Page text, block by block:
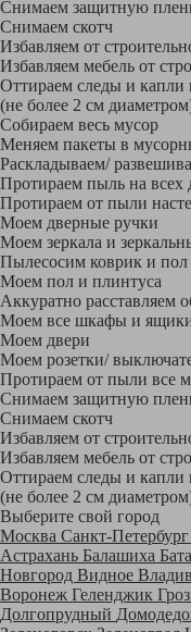
Снимаем защитную
Снимаем скотч
Избавляем от
Избавляем мебель от
Оттираем следы и капли
(не более 2 см
Собираем весь мусор
Меняем пакеты в
Раскладываем/
Протираем пыль на всех
Протираем от пыли
Моем дверные ручки
Моем зеркала и
Пылесосим коврик и пол
Моем пол и плинтуса
Аккуратно расставляем
Моем все шкафы и
Моем двери
Моем розетки/
Протираем от пыли все
Снимаем защитную
Снимаем скотч
Избавляем от
Избавляем мебель от
Оттираем следы и капли
(не более 2 см
Выберите свой город
Москва Санкт-Петербург
Астрахань Балашиха
Новгород Видное
Воронеж Геленджик
Долгопрудный